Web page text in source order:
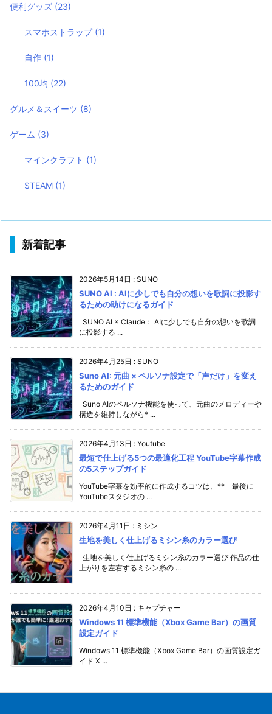
便利グッズ (23)
スマホストラップ (1)
自作 (1)
100均 (22)
グルメ＆スイーツ (8)
ゲーム (3)
マインクラフト (1)
STEAM (1)
新着記事
2026年5月14日 : SUNO
SUNO AI : AIに少しでも自分の想いを歌詞に投影す
るための助けになるガイド
SUNO AI × Claude： AIに少しでも自分の想いを歌詞
に投影する ...
2026年4月25日 : SUNO
Suno AI: 元曲 × ペルソナ設定で「声だけ」を変え
るためのガイド
Suno AIのペルソナ機能を使って、元曲のメロディーや
構造を維持しながら* ...
2026年4月13日 : Youtube
最短で仕上げる5つの最適化工程 YouTube字幕作成
の5ステップガイド
YouTube字幕を効率的に作成するコツは、**「最後に
YouTubeスタジオの ...
2026年4月11日 : ミシン
生地を美しく仕上げるミシン糸のカラー選び
生地を美しく仕上げるミシン糸のカラー選び 作品の仕
上がりを左右するミシン糸の ...
2026年4月10日 : キャプチャー
Windows 11 標準機能（Xbox Game Bar）の画質
設定ガイド
Windows 11 標準機能（Xbox Game Bar）の画質設定ガ
イド X ...